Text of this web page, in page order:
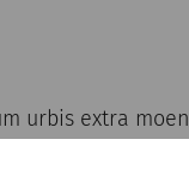
urbis extra
est. Arena
est.